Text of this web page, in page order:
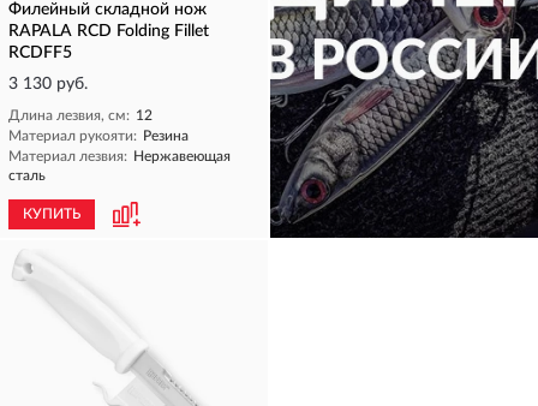
Филейный складной нож
RAPALA RCD Folding Fillet
RCDFF5
3 130 руб.
Длина лезвия, см: 12
Материал рукояти: Резина
Материал лезвия: Нержавеющая
сталь
КУПИТЬ КУПИТЬ